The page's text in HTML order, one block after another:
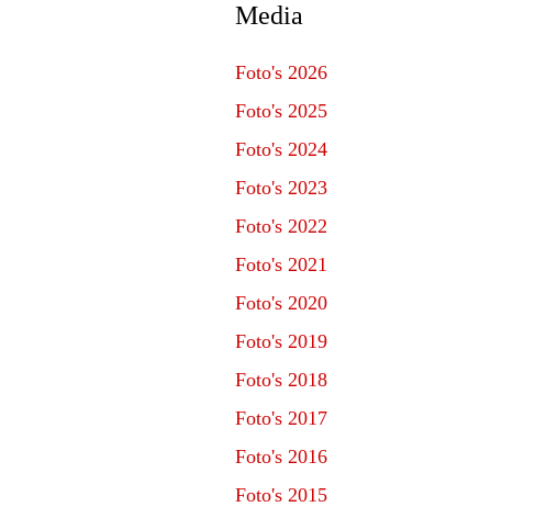
Media
Foto's 2026
Foto's 2025
Foto's 2024
Foto's 2023
Foto's 2022
Foto's 2021
Foto's 2020
Foto's 2019
Foto's 2018
Foto's 2017
Foto's 2016
Foto's 2015